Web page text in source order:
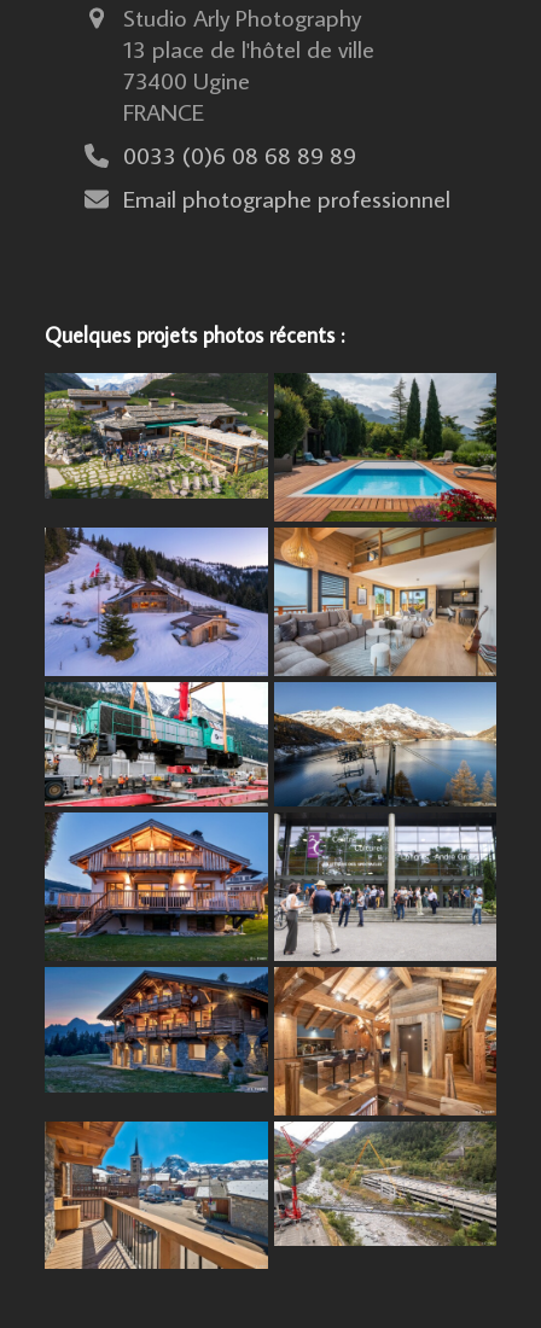
Studio Arly Photography
13 place de l'hôtel de ville
73400 Ugine
FRANCE
0033 (0)6 08 68 89 89
Email photographe professionnel
Quelques projets photos récents :